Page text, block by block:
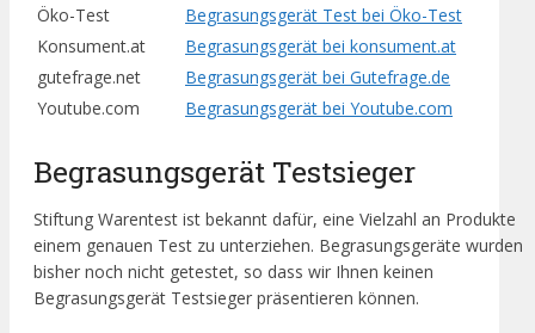
Öko-Test
Begrasungsgerät Test bei Öko-Test
Konsument.at
Begrasungsgerät bei konsument.at
gutefrage.net
Begrasungsgerät bei Gutefrage.de
Youtube.com
Begrasungsgerät bei Youtube.com
Begrasungsgerät Testsieger
Stiftung Warentest ist bekannt dafür, eine Vielzahl an Produkte
einem genauen Test zu unterziehen. Begrasungsgeräte wurden
bisher noch nicht getestet, so dass wir Ihnen keinen
Begrasungsgerät Testsieger präsentieren können.